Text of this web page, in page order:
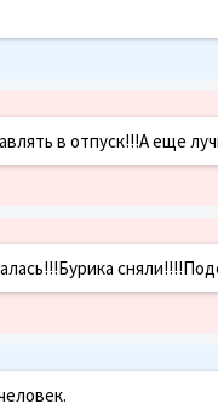
в отпуск!!!А еще